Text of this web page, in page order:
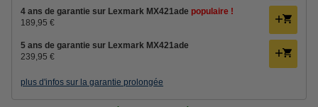
4 ans de garantie sur Lexmark MX421ade populaire !
189,95 €
5 ans de garantie sur Lexmark MX421ade
239,95 €
plus d'infos sur la garantie prolongée